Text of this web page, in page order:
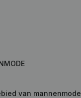
van mannenmode